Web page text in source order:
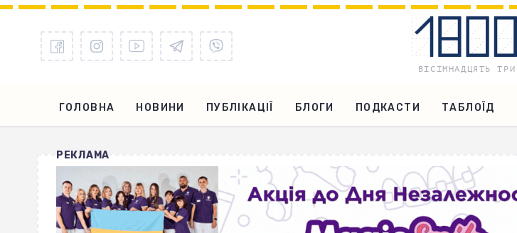
ГОЛОВНА НОВИНИ ПУБЛІКАЦІЇ БЛОГИ ПОДКАСТИ ТАБЛОЇД
РЕКЛАМА